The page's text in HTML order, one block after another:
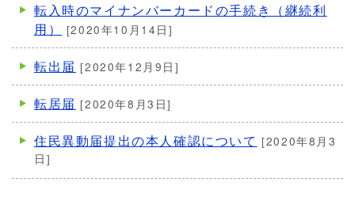
転入時のマイナンバーカードの手続き（継続利
用）
[2020年10月14日]
転出届 [2020年12月9日]
転居届 [2020年8月3日]
住民異動届提出の本人確認について [2020年8月3
日]